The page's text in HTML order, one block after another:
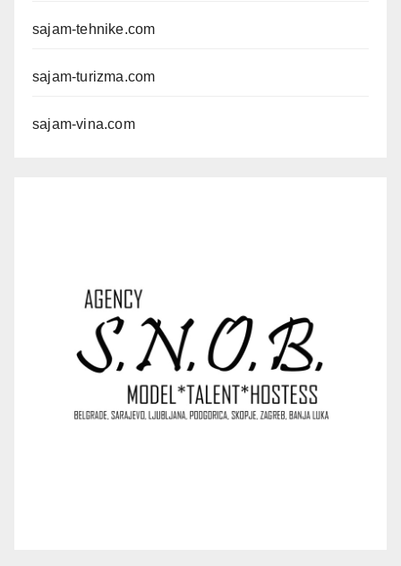
sajam-tehnike.com
sajam-turizma.com
sajam-vina.com